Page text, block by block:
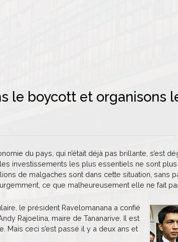
le boycott et organisons
du pays, qui n’était déjà pas brillante, s’est
investissements les plus essentiels ne sont
de malgaches sont dans cette situation, sans
ce que malheureusement elle ne fait
le président Ravelomanana a confié
Rajoelina, maire de Tananarive. Il est
Mais ceci s’est passé il y a deux ans et